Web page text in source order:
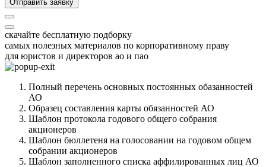
Отправить заявку
скачайте бесплатную подборку
самых полезных материалов по корпоративному праву
для юристов и директоров ао и пао
Полный перечень основных постоянных обазанностей
АО
Образец составления карты обязанностей АО
Шаблон протокола годового общего собрания
акционеров
Шаблон бюллетеня на голосовании на годовом общем
собрании акционеров
Шаблон заполненного списка аффилированных лиц АО